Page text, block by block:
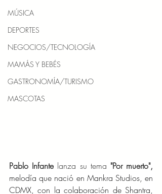
MÚSICA
DEPORTES
NEGOCIOS/TECNOLOGÍA
MAMÁS Y BEBÉS
GASTRONOMÍA/TURISMO
MASCOTAS
Pablo Infante lanza su tema
melodía que nació en Mankra Studios, en
CDMX, con la colaboración de Shantra,